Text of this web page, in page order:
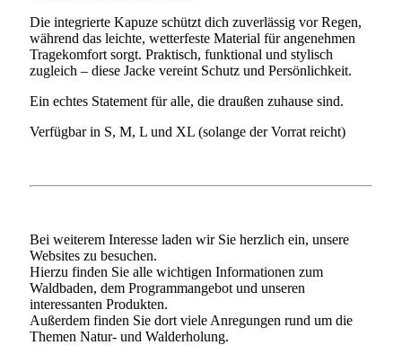
Die integrierte Kapuze schützt dich zuverlässig vor Regen,
während das leichte, wetterfeste Material für angenehmen
Tragekomfort sorgt. Praktisch, funktional und stylisch
zugleich – diese Jacke vereint Schutz und Persönlichkeit.
Ein echtes Statement für alle, die draußen zuhause sind.
Verfügbar in S, M, L und XL (solange der Vorrat reicht)
Bei weiterem Interesse laden wir Sie herzlich ein, unsere
Websites zu besuchen.
Hierzu finden Sie alle wichtigen Informationen zum
Waldbaden, dem Programmangebot und unseren
interessanten Produkten.
Außerdem finden Sie dort viele Anregungen rund um die
Themen Natur- und Walderholung.